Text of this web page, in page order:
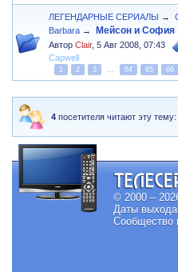
ЛЕГЕНДАРНЫЕ СЕРИАЛЫ →
Barbara → Мейсон и София
АвторClair,5 Авг 2008, 07:43
Capwell
1 2 3 64 65 66
4 посетителя читают эту
© 2000 –
Даты
Сообщество